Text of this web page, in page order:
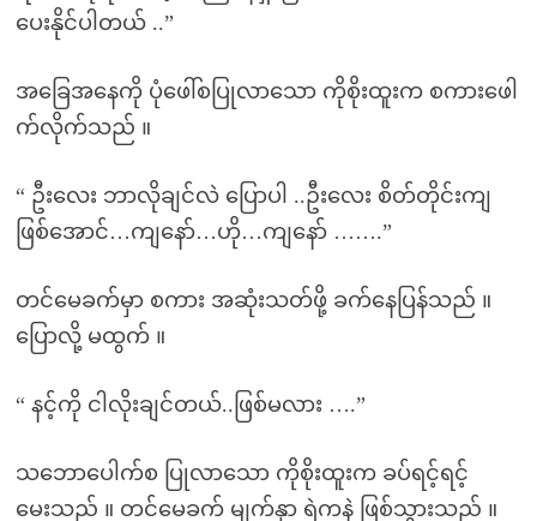
ပေးနိုင်ပါတယ် ..”
အခြေအနေကို ပုံဖေါ်စပြုလာသော ကိုစိုးထူးက စကားဖေါ
က်လိုက်သည် ။
“ ဦးလေး ဘာလိုချင်လဲ ပြောပါ ..ဦးလေး စိတ်တိုင်းကျ
ဖြစ်အောင်…ကျနော်…ဟို…ကျနော် …….”
တင်မေခက်မှာ စကား အဆုံးသတ်ဖို့ ခက်နေပြန်သည် ။
ပြောလို့ မထွက် ။
“ နင့်ကို ငါလိုးချင်တယ်..ဖြစ်မလား ….”
သဘောပေါက်စ ပြုလာသော ကိုစိုးထူးက ခပ်ရင့်ရင့်
မေးသည် ။ တင်မေခက် မျက်နှာ ရဲကနဲ ဖြစ်သွားသည် ။